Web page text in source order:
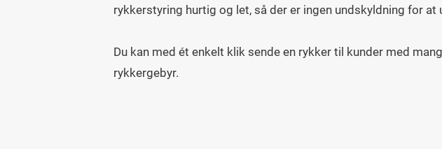
rykkerstyring hurtig og let, så der er ingen undskyldning for at
Du kan med ét enkelt klik sende en rykker til kunder med
rykkergebyr.